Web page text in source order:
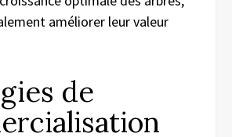
améliorer leur valeur
de